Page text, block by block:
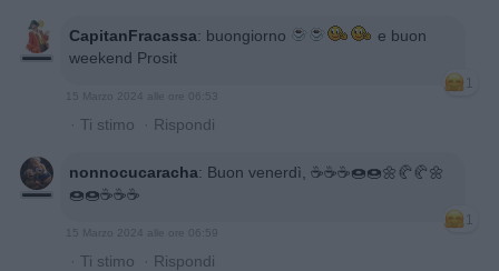
CapitanFracassa: buongiorno
e buon
weekend Prosit
1
15 Marzo 2024 alle ore 06:53
· Ti stimo · Rispondi
nonnocucaracha: Buon venerdì, ☕☕☕🍩🍩🌼🥐🥐🌼
🍩🍩☕☕☕
1
15 Marzo 2024 alle ore 06:59
· Ti stimo · Rispondi